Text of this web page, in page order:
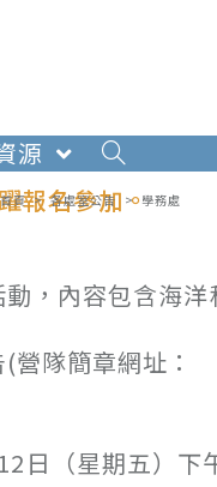
源
報名參加。
首頁 > 各處室公告 > 學務處
，內容包含海
告(營隊簡章網
日（星期五）下